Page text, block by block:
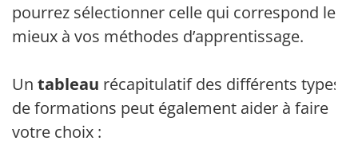
pourrez sélectionner celle qui correspond le
mieux à vos méthodes d’apprentissage.
Un tableau récapitulatif des différents types
de formations peut également aider à faire
votre choix :